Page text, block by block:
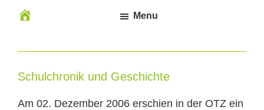
Menu
Schulchronik und Geschichte
Am 02. Dezember 2006 erschien in der OTZ ein